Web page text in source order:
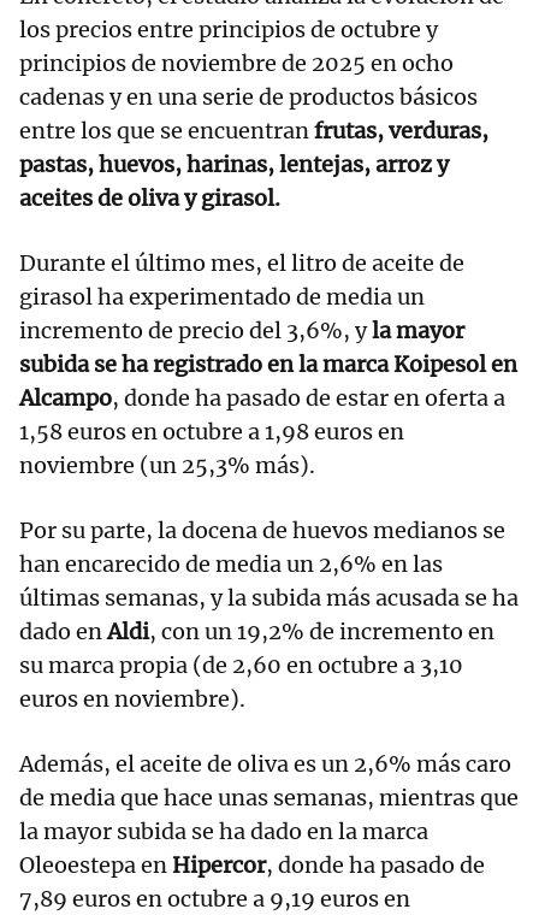
los precios entre principios de octubre y
principios de noviembre de 2025 en ocho
cadenas y en una serie de productos básicos
entre los que se encuentranfrutas, verduras,
pastas, huevos, harinas, lentejas, arroz y
aceites de oliva y girasol.
Durante el último mes, el litro de aceite de
girasol ha experimentado de media un
incremento de precio del 3,6%, yla mayor
subida se ha registrado en la marca Koipesol en
Alcampo, donde ha pasado de estar en oferta a
1,58 euros en octubre a 1,98 euros en
noviembre (un 25,3% más).
Por su parte, la docena de huevos medianos se
han encarecido de media un 2,6% en las
últimas semanas, y la subida más acusada se ha
dado enAldi, con un 19,2% de incremento en
su marca propia (de 2,60 en octubre a 3,10
euros en noviembre).
Además, el aceite de oliva es un 2,6% más caro
de media que hace unas semanas, mientras que
la mayor subida se ha dado en la marca
Oleoestepa en Hipercor, donde ha pasado de
7,89 euros en octubre a 9,19 euros en